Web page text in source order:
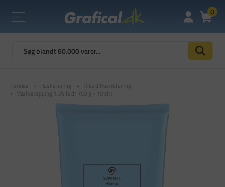
0
Forside Husholdning
Tilbud Husholdning
Mælketopping 1,5% fedt 750 g - 10 stk